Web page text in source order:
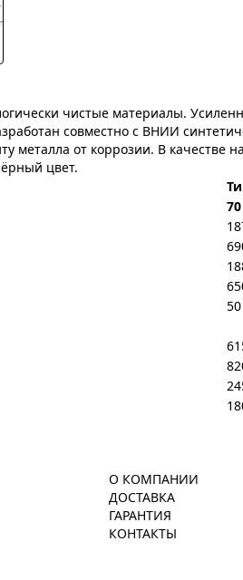
чистые материалы.
совместно с ВНИИ
металла от коррозии. В
цвет.
70
50
О КОМПАНИИ
ДОСТАВКА
ГАРАНТИЯ
КОНТАКТЫ